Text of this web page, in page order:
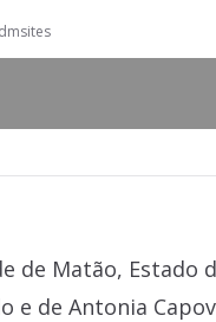
de Matão, Estado
e de Antonia